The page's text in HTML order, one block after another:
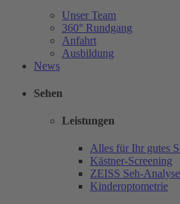
Unser Team
360° Rundgang
Anfahrt
Ausbildung
News
Sehen
Leistungen
Alles für Ihr gutes
Kästner-Screening
ZEISS Seh-Analyse
Kinderoptometrie